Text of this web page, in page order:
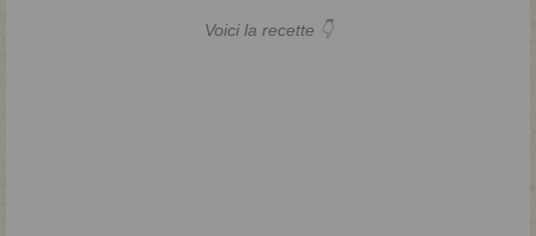
Voici la recette 👇